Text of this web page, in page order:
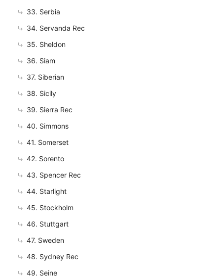
33. Serbia
34. Servanda Rec
35. Sheldon
36. Siam
37. Siberian
38. Sicily
39. Sierra Rec
40. Simmons
41. Somerset
42. Sorento
43. Spencer Rec
44. Starlight
45. Stockholm
46. Stuttgart
47. Sweden
48. Sydney Rec
49. Seine